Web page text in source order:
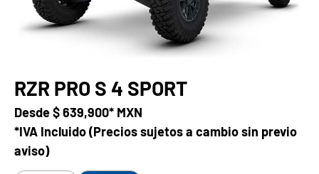
RZR PRO S 4 SPORT
Desde$ 639,900* MXN
*IVA Incluido (Precios sujetos a cambio sin previo
aviso)